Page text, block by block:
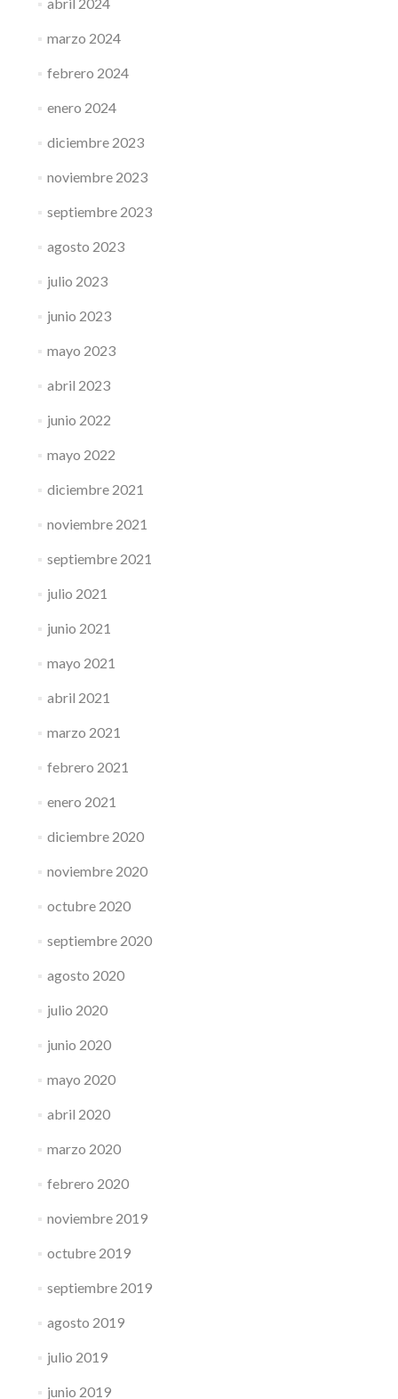
marzo 2024
febrero 2024
enero 2024
diciembre 2023
noviembre 2023
septiembre 2023
agosto 2023
julio 2023
junio 2023
mayo 2023
abril 2023
junio 2022
mayo 2022
diciembre 2021
noviembre 2021
septiembre 2021
julio 2021
junio 2021
mayo 2021
abril 2021
marzo 2021
febrero 2021
enero 2021
diciembre 2020
noviembre 2020
octubre 2020
septiembre 2020
agosto 2020
julio 2020
junio 2020
mayo 2020
abril 2020
marzo 2020
febrero 2020
noviembre 2019
octubre 2019
septiembre 2019
agosto 2019
julio 2019
junio 2019